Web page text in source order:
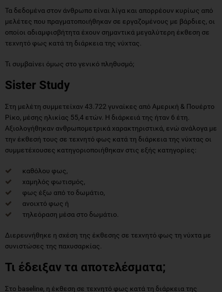
Τα δεδομένα στον άνθρωπο είναι λίγα και απορρέουν κυρίως από
μελέτες που πραγματοποιήθηκαν σε εργαζομένους με βάρδιες, οι
οποίοι αδιαμφισβήτητα έχουν σημαντικά μεγαλύτερη έκθεση σε
τεχνητό φως κατά τη διάρκεια της νύχτας.
Τι συμβαίνει όμως στο γενικό πληθυσμό;
Sister Study
Στη μελέτη συμμετείχαν 43.722 γυναίκες από Αμερική & Πουέρτο
Ρίκο, μέσης ηλικίας 55,4 ετών. Η διάρκειά της ήταν 6 έτη.
Αξιολογήθηκαν ανθρωπομετρικά χαρακτηριστικά, ενώ ανάλογα με
την έκθεσή τους σε τεχνητό φως κατά τη διάρκεια της νύχτας οι
συμμετέχουσες κατηγοριοποιήθηκαν στις εξής κατηγορίες:
καθόλου φως,
χαμηλός φωτισμός,
φως έξω από το δωμάτιο,
ανοιχτό φως ή
τηλεόραση μέσα στο δωμάτιο.
Διερευνήθηκε η σχέση της έκθεσης σε τεχνητό φως τη νύχτα με
συνιστώσες της παχυσαρκίας.
Τι έδειξαν τα αποτελέσματα;
Στο baseline, η έκθεση σε τεχνητό φως κατά τη διάρκεια της